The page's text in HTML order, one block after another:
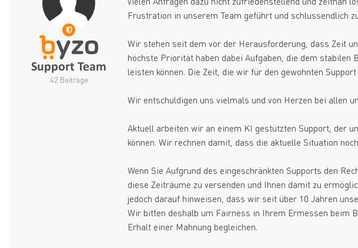
42 Beiträge
Frustration in unserem Team geführt und schlussendlich
Wir stehen seit dem vor der Herausforderung, dass Zeit
höchste Priorität haben dabei Aufgaben, die dem stabilen
leisten können. Die Zeit, die wir für den gewohnten
Wir entschuldigen uns vielmals und von Herzen bei allen
Aktuell arbeiten wir an einem KI gestützten Support, der
können. Wir rechnen damit, dass die aktuelle Situation
Wenn Sie Aufgrund des eingeschränkten Supports den
diese Zeiträume zu versenden und Ihnen damit zu
jedoch darauf hinweisen, dass wir seit über 10 Jahren
Wir bitten deshalb um Fairness in Ihrem Ermessen beim
Erhalt einer Mahnung begleichen.